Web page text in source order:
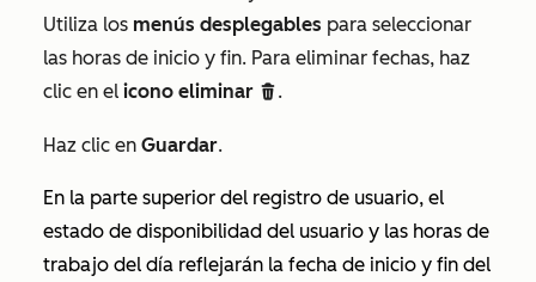
Utiliza los menús desplegables para seleccionar
las horas de inicio y fin. Para eliminar fechas, haz
clic en el icono eliminar delete.
Haz clic en Guardar.
En la parte superior del registro de usuario, el
estado de disponibilidad del usuario y las horas de
trabajo del día reflejarán la fecha de inicio y fin del